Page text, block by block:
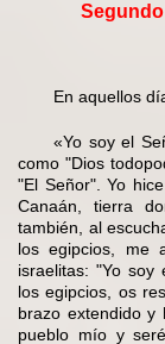
En aquellos
«Yo soy el
como "Dios
"El Señor". Yo
Canaán, tierra
también, al
los egipcios, me
israelitas: "Yo
los egipcios, os
brazo extendido y
pueblo mío y